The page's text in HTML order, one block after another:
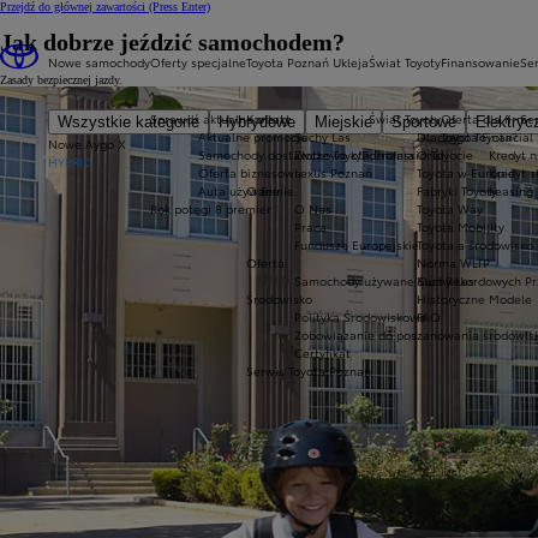
Przejdź do głównej zawartości (Press Enter)
Nowe samochody
Wszystkie kategorie Hybrydowe Miejskie Sportowe
Nowe Aygo X
HYBRID
Oferty specjalne
Sprawdź aktualne oferty
Aktualne promocje
Samochody dostawcze Toyota Professional
Oferta biznesowa
Auta używane
Rok potęgi 8 premier
Toyota Poznań Ukleja
Kontakt
Suchy Las
Złotkowo k/Poznania
Lexus Poznań
O firmie
O Nas
Praca
Fundusze Europejskie
Oferta
Samochody używane Suchy Las
Środowisko
Polityka Środowiskowa
Zobowiązanie do poszanowania
Certyfikat
Serwis Toyota Poznań
Świat Toyoty
Świat Toyoty
Dlaczego Toyota?
O Toyocie
Toyota w Europie
Fabryki Toyoty
Toyota Way
Toyota Mobility
Toyota a środowisko
Norma WLTP
Klub Rekordowych
Historyczne Modele
FAQ
Finansowanie
Oferta dla firm
Toyota Financial
Kredyt
Kredyt
Leasing
Jak dobrze jeździć samochodem?
Zasady bezpiecznej jazdy.